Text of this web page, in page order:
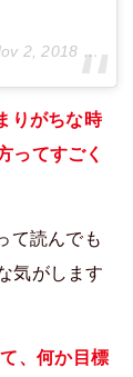
2, 2018 at 9:19pm PDT
りがちな時
ってすごく
て読んでも
気がします
、何か目標